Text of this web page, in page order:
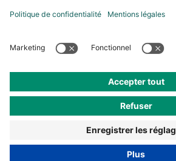
Paramètres de confidentialité